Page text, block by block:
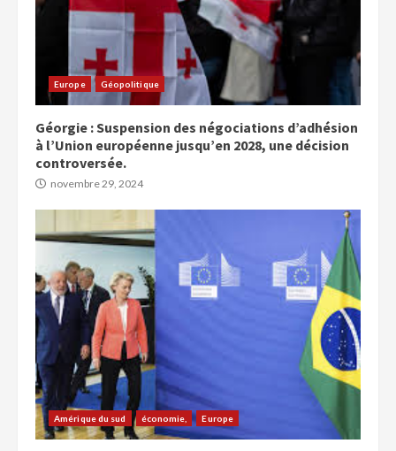
Europe Géopolitique
Géorgie : Suspension des négociations d’adhésion
à l’Union européenne jusqu’en 2028, une décision
controversée.
novembre 29, 2024
Amérique du sud économie, Europe